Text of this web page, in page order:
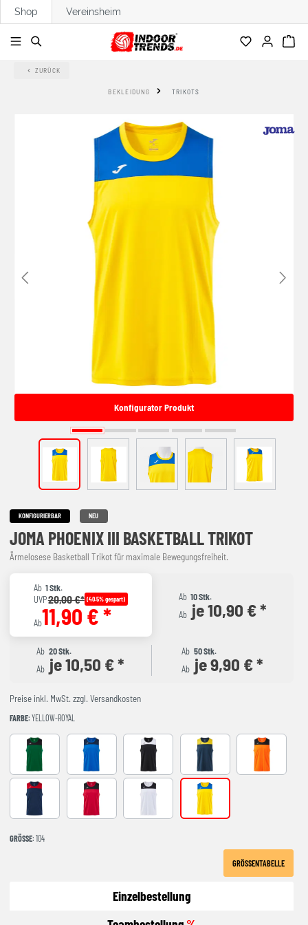
springen
Shop Vereinsheim
ZURÜCK
BEKLEIDUNG TRIKOTS
Konfigurator Produkt
KONFIGURIERBAR NEU
JOMA PHOENIX III BASKETBALL TRIKOT
Ärmelosese Basketball Trikot für maximale Bewegungsfreiheit.
Ab 1 Stk.
UVP20,00 €* (40.5% gespart)
Ab11,90 € *
Ab 10 Stk.
Ab je 10,90 € *
Ab 20 Stk.
Ab je 10,50 € *
Ab 50 Stk.
Ab je 9,90 € *
Preise inkl. MwSt. zzgl. Versandkosten
FARBE: YELLOW-ROYAL
GREEEN-BLACK ROYAL-NAVY black-white NAVY-YELLOW ORANGE-
NAVY-RED RED-BLACK YELLOW-ROYAL
GRÖSSE : 104
GRÖSSENTABELLE
Einzelbestellung